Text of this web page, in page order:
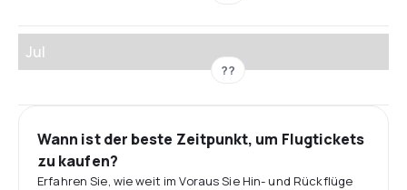
Jul
??
Wann ist der beste Zeitpunkt, um Flugtickets
zu kaufen?
Erfahren Sie, wie weit im Voraus Sie Hin- und Rückflüge